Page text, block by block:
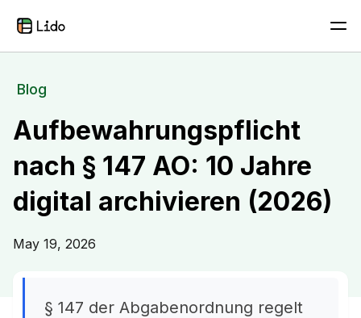
Blog
Aufbewahrungspflicht
nach § 147 AO: 10 Jahre
digital archivieren (2026)
May 19, 2026
§ 147 der Abgabenordnung regelt